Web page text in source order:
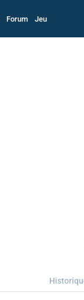
Forum Jeu